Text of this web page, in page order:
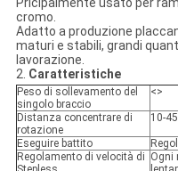
Pricipalmente usato per
cromo.
Adatto a produzione
maturi e stabili, grandi
lavorazione.
2. Caratteristiche
Peso di sollevamento del
singolo braccio
<>
Distanza concentrare di
rotazione
10-
Eseguire battito
Regolamento di velocità di Ogni